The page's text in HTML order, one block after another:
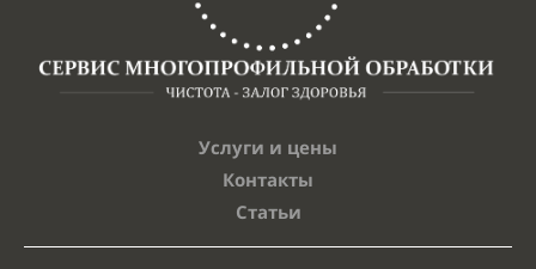
Услуги и цены
Контакты
Статьи